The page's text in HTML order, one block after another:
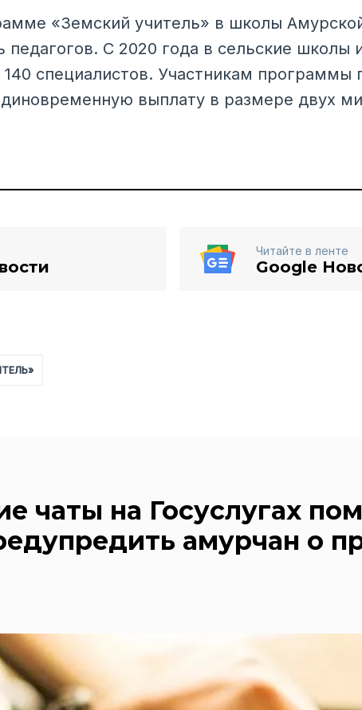
«Земский учитель» в школы
педагогов. С 2020 года в сельские школы
специалистов. Участникам программы
выплату в размере двух
Читайте в ленте
Google
чаты на Госуслугах
амурчан о